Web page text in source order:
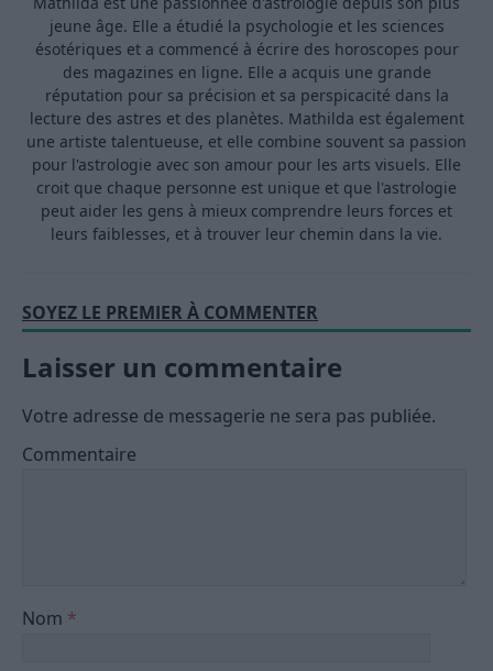
jeune âge. Elle a étudié la psychologie et les sciences
ésotériques et a commencé à écrire des horoscopes pour
des magazines en ligne. Elle a acquis une grande
réputation pour sa précision et sa perspicacité dans la
lecture des astres et des planètes. Mathilda est également
une artiste talentueuse, et elle combine souvent sa passion
pour l'astrologie avec son amour pour les arts visuels. Elle
croit que chaque personne est unique et que l'astrologie
peut aider les gens à mieux comprendre leurs forces et
leurs faiblesses, et à trouver leur chemin dans la vie.
SOYEZ LE PREMIER À COMMENTER
Laisser un commentaire
Votre adresse de messagerie ne sera pas publiée.
Commentaire
Nom *